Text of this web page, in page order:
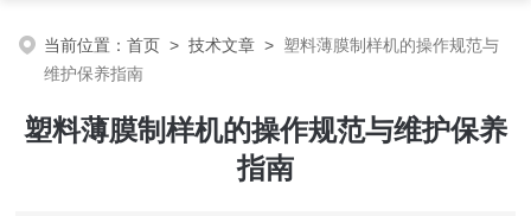
当前位置：首页 >技术文章 > 塑料薄膜制样机的操作规范与
维护保养指南
塑料薄膜制样机的操作规范与维护保养
指南